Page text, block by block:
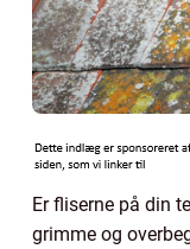
Er fliserne på din
grimme og